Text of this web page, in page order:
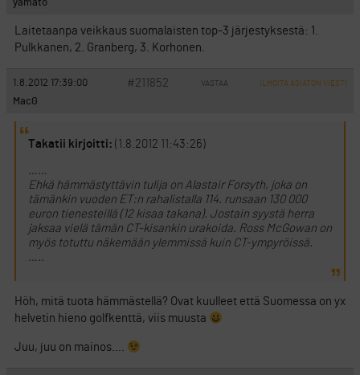
yamato
Laitetaanpa veikkaus suomalaisten top-3 järjestyksestä: 1.
Pulkkanen, 2. Granberg, 3. Korhonen.
1.8.2012 17:39:00 #211852 VASTAA ILMOITA ASIATON VIESTI
MacG
Takatii kirjoitti: (1.8.2012 11:43:26)
……
Ehkä hämmästyttävin tulija on Alastair Forsyth, joka on
tämänkin vuoden ET:n rahalistalla 114. runsaan 130 000
euron tienesteillä (12 kisaa takana). Jostain syystä herra
jaksaa vielä tämän CT-kisankin urakoida. Ross McGowan on
myös totuttu näkemään ylemmissä kuin CT-ympyröissä.
…..
Höh, mitä tuota hämmästellä? Ovat kuulleet että Suomessa on yx
helvetin hieno golfkenttä, viis muusta
Juu, juu on mainos….